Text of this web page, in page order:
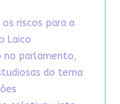
riscos para a
Laico
no parlamento,
do tema